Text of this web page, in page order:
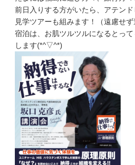
前日入りする方がいたら、アテン
見学ツアーも組みます！（遠慮せず
宿泊は、お肌ツルツルになるとっ
します(*^▽^*)